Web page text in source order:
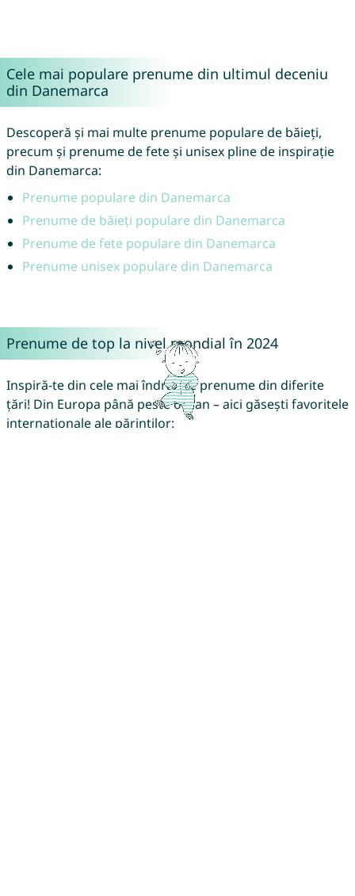
Cele mai populare prenume din ultimul deceniu
din Danemarca
Descoperă și mai multe prenume populare de băieți,
precum și prenume de fete și unisex pline de inspirație
din Danemarca:
Prenume populare din Danemarca
Prenume de băieți populare din Danemarca
Prenume de fete populare din Danemarca
Prenume unisex populare din Danemarca
Prenume de top la nivel mondial în 2024
Inspiră-te din cele mai îndrăgite prenume din diferite
țări! Din Europa până peste ocean – aici găsești favoritele
internaționale ale părinților: